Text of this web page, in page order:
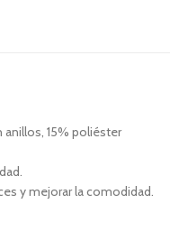
15% poliéster
y mejorar la comodidad.